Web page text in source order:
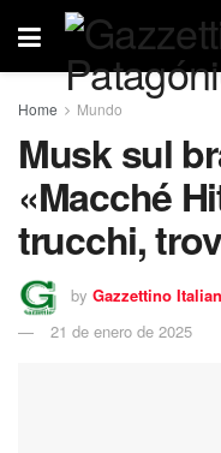
Home Mundo
Musk sul
«Macché
trucchi,
by Gazzettino
21 de enero de 2025